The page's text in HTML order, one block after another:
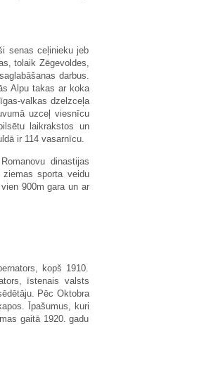
senas ceļinieku jeb
tolaik Zēgevoldes,
darbus.
Alpu takas ar koka
valkas dzelzceļa
uzceļ viesnīcu
laikrakstos un
ir 114 vasarnīcu.
dinastijas
sporta veidu
900m gara un ar
kopš 1910.
īstenais valsts
Pēc Oktobra
Īpašumus, kuri
gaitā 1920. gadu